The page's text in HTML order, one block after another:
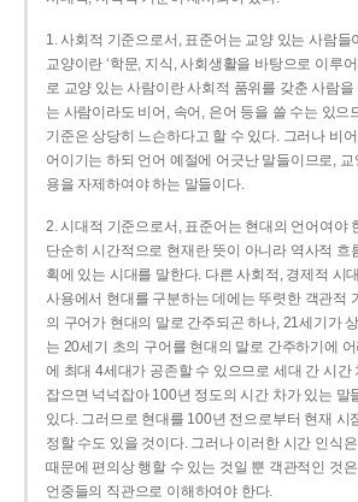
1. 사회적 기준으로서, 표준어는 교양 있는 사람들
교양이란 ‘학문, 지식, 사회생활을 바탕으로 이루
로 교양 있는 사람이란 사회적 품위를 갖춘 사람을
는 사람이라도 비어, 속어, 은어 등을 쓸 수는 있으
기준은 상당히 느슨하다고 할 수 있다. 그러나 비
어이기는 하되 언어 예절에 어긋난 말들이므로,
용을 자제하여야 하는 말들이다.
2. 시대적 기준으로서, 표준어는 현대의 언어여야
단순히 시간적으로 현재란 뜻이 아니라 역사적 흐
획에 있는 시대를 말한다. 다른 사회적, 경제적 시
사용에서 현대를 구분하는 데에는 뚜렷한 객관적
의 구어가 현대의 말로 간주되곤 하나, 21세기가
는 20세기 초의 구어를 현대의 말로 간주하기에
에 최대 4세대가 공존할 수 있으므로 세대 간 시간
잡으면 넉넉잡아 100년 정도의 시간 차가 있는 말
있다. 그러므로 현대를 100년 전으로부터 현재 시
정할 수도 있을 것이다. 그러나 이러한 시간 인식은
때문에 편의상 행할 수 있는 것일 뿐 객관적인 것은
언중들의 직관으로 이해하여야 한다.